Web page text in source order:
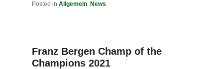
Posted in Allgemein, News
Franz Bergen Champ of the
Champions 2021